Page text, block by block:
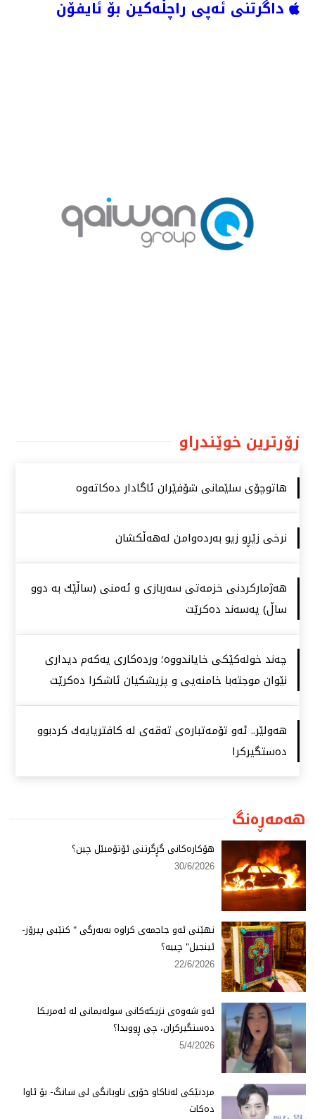
داگرتنی ئەپی راچڵەکین بۆ ئایفۆن
زۆرترین خوێندراو
هاتوچۆی سلێمانی شۆفێران ئاگادار دەكاتەوە
نرخی زێڕو زیو بەردەوامن لەهەڵكشان
هەژماركردنی خزمەتی سەربازی و ئەمنی (ساڵێك بە دوو
ساڵ) پەسەند دەكرێت
چەند خولەكێكی خایاندووە؛ وردەكاری یەكەم دیداری
نێوان موجتەبا خامنەیی و پزیشكیان ئاشكرا دەكرێت
هەولێر.. ئەو تۆمەتبارەی تەقەی لە كافتریایەك كردبوو
دەستگیركرا
هەمەڕەنگ
هۆكارەكانی گڕگرتنی ئۆتۆمبێل چین؟
30/6/2026
نهێنی ئەو جاجمەی كراوە بەبەرگی " كتێبی پیرۆز-
ئینجیل" چییە؟
22/6/2026
ئەو شەوەی نزیكەكانی سولەیمانی لە ئەمریكا
دەستگیركران، چی ڕوویدا؟
5/4/2026
مردنێكی لەناكاو خۆری ناوبانگی لی سانگ- بۆ ئاوا
دەكات